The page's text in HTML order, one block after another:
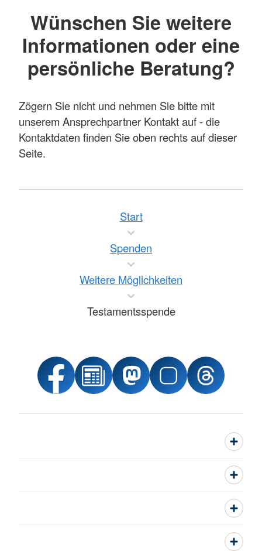
Wünschen Sie weitere
Informationen oder eine
persönliche Beratung?
Zögern Sie nicht und nehmen Sie bitte mit
unserem Ansprechpartner Kontakt auf - die
Kontaktdaten finden Sie oben rechts auf dieser
Seite.
Start
Spenden
Weitere Möglichkeiten
Testamentsspende